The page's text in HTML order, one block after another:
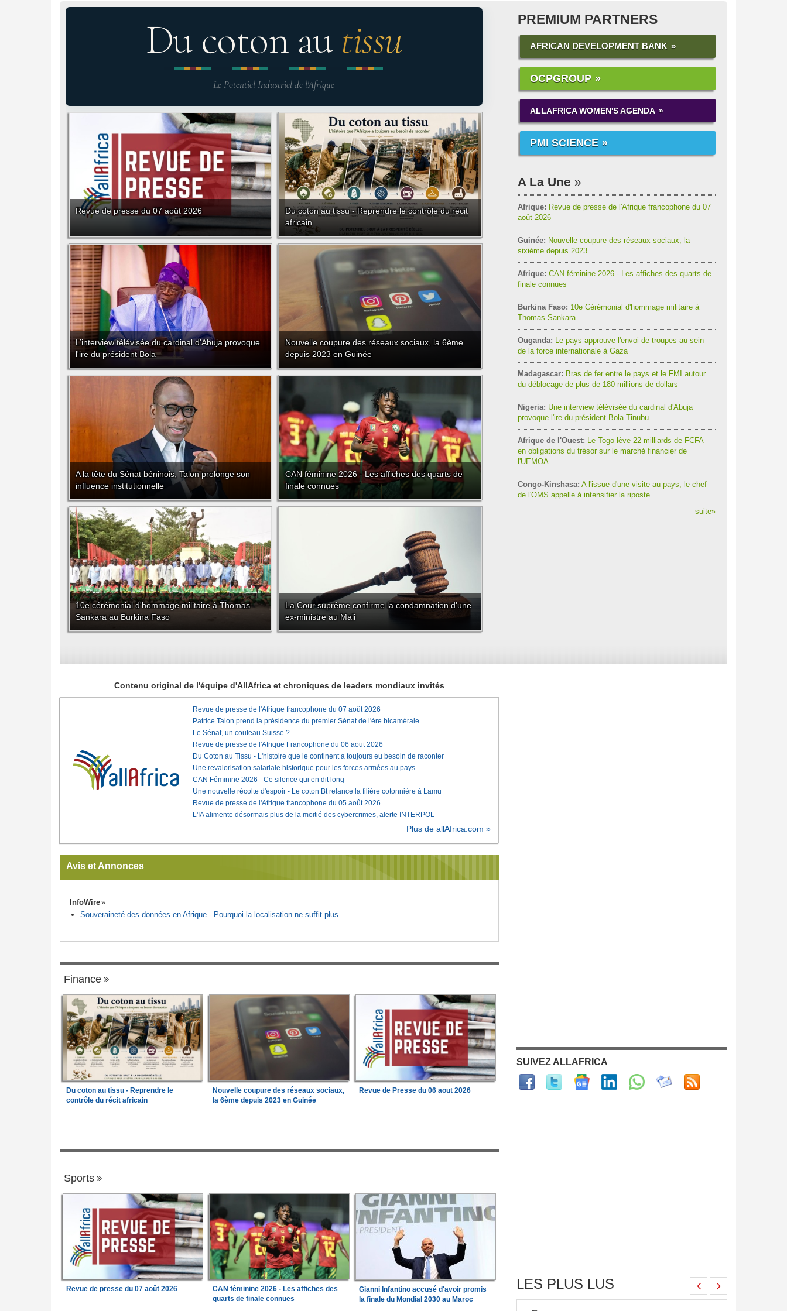
Du coton au tissu
Le Potentiel Industriel de l'Afrique
Revue de presse du 07 août 2026
Du coton au tissu - Reprendre le contrôle du récit
africain
L’interview télévisée du cardinal d'Abuja provoque
l'ire du président Bola
Nouvelle coupure des réseaux sociaux, la 6ème
depuis 2023 en Guinée
A la tête du Sénat béninois, Talon prolonge son
influence institutionnelle
CAN féminine 2026 - Les affiches des quarts de
finale connues
10e cérémonial d'hommage militaire à Thomas
Sankara au Burkina Faso
La Cour suprême confirme la condamnation d'une
ex-ministre au Mali
PREMIUM PARTNERS
AFRICAN DEVELOPMENT BANK
OCPGROUP
ALLAFRICA WOMEN'S AGENDA
PMI SCIENCE
A La Une
Afrique: Revue de presse de l'Afrique francophone du 07
août 2026
Guinée: Nouvelle coupure des réseaux sociaux, la
sixième depuis 2023
Afrique: CAN féminine 2026 - Les affiches des quarts de
finale connues
Burkina Faso: 10e Cérémonial d'hommage militaire à
Thomas Sankara
Ouganda: Le pays approuve l'envoi de troupes au sein
de la force internationale à Gaza
Madagascar: Bras de fer entre le pays et le FMI autour
du déblocage de plus de 180 millions de dollars
Nigeria: Une interview télévisée du cardinal d'Abuja
provoque l'ire du président Bola Tinubu
Afrique de l'Ouest: Le Togo lève 22 milliards de FCFA
en obligations du trésor sur le marché financier de
l'UEMOA
Congo-Kinshasa: A l'issue d'une visite au pays, le chef
de l'OMS appelle à intensifier la riposte
suite»
Contenu original de l'équipe d'AllAfrica et chroniques de leaders mondiaux invités
Revue de presse de l'Afrique francophone du 07 août 2026
Patrice Talon prend la présidence du premier Sénat de l'ère bicamérale
Le Sénat, un couteau Suisse ?
Revue de presse de l'Afrique Francophone du 06 aout 2026
Du Coton au Tissu - L'histoire que le continent a toujours eu besoin de raconter
Une revalorisation salariale historique pour les forces armées au pays
CAN Féminine 2026 - Ce silence qui en dit long
Une nouvelle récolte d'espoir - Le coton Bt relance la filière cotonnière à Lamu
Revue de presse de l'Afrique francophone du 05 août 2026
L'IA alimente désormais plus de la moitié des cybercrimes, alerte INTERPOL
Plus de allAfrica.com »
Avis et Annonces
InfoWire
Souveraineté des données en Afrique - Pourquoi la localisation ne suffit plus
Finance
Du coton au tissu - Reprendre le
contrôle du récit africain
Nouvelle coupure des réseaux sociaux,
la 6ème depuis 2023 en Guinée
Revue de Presse du 06 aout 2026
Sports
Revue de presse du 07 août 2026
CAN féminine 2026 - Les affiches des
quarts de finale connues
Gianni Infantino accusé d'avoir promis
la finale du Mondial 2030 au Maroc
SUIVEZ ALLAFRICA
LES PLUS LUS